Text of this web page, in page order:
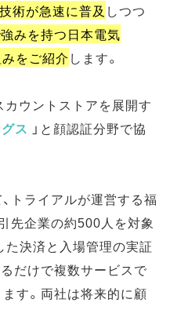
術が急速に普及 しつつ
みを持つ日本電気
をご紹介 します。
カウントストアを展開す
ス 」と顔認証分野で協
トライアルが運営する福
先企業の約500人を対象
決済と入場管理の実証
だけで複数サービスで
す。両社は将来的に顧